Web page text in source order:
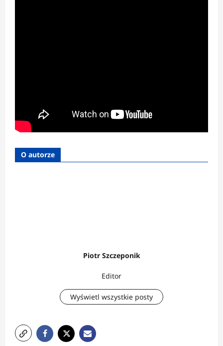
O autorze
Piotr Szczeponik
Editor
Wyświetl wszystkie posty